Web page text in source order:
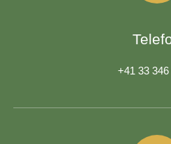
+41 33 346